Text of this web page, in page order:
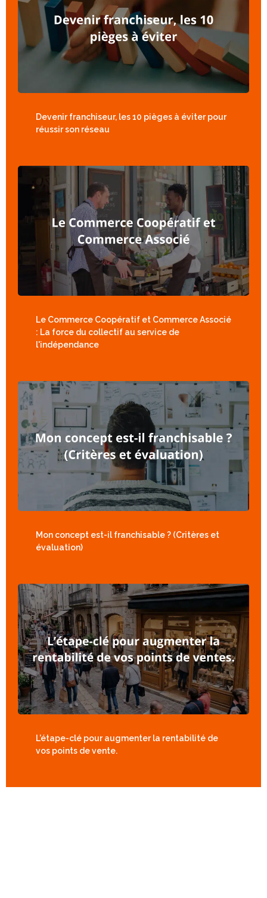
Devenir franchiseur, les 10 pièges à éviter pour
réussir son réseau
Le Commerce Coopératif et Commerce Associé
: La force du collectif au service de
l'indépendance
Mon concept est-il franchisable ? (Critères et
évaluation)
L’étape-clé pour augmenter la rentabilité de
vos points de vente.